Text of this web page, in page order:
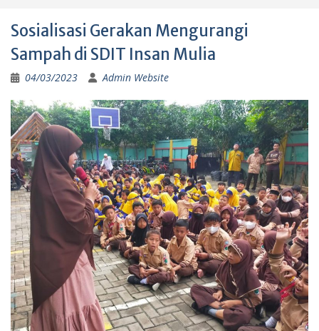
Sosialisasi Gerakan Mengurangi
Sampah di SDIT Insan Mulia
04/03/2023 Admin Website